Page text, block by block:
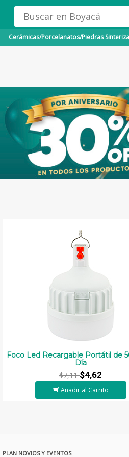
Cerámicas/Porcelanatos/Piedras
Foco Led Recargable Portátil de
Día
$7,11$4,62
Añadir al Carrito
PLAN NOVIOS Y EVENTOS